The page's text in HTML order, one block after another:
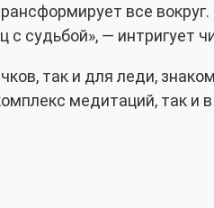
все
судьбой», — интригует
так и для леди,
медитаций, так и в